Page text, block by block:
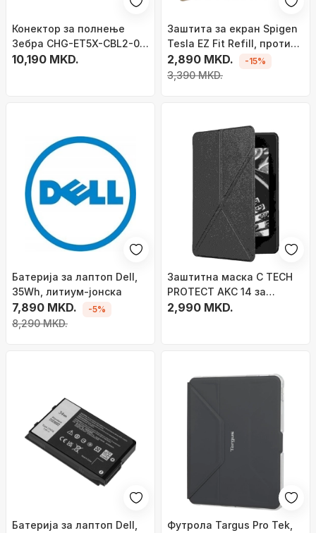
Конектор за полнење
Зебра CHG-ET5X-CBL2-01,
за таблет ET5X, црн
10,190 MKD.
Заштита за екран Spigen
Tesla EZ Fit Refill, против
отсјај, калено стакло, за
Tesla Model Y и Model 3
2,890 MKD.
3,390 MKD.
-15%
Батерија за лаптоп Dell,
35Wh, литиум-јонска
7,890 MKD.
8,290 MKD.
-5%
Заштитна маска C TECH
PROTECT AKC 14 за
Amazon Kindle Touch 2019
2,990 MKD.
Батерија за лаптоп Dell,
Футрола Targus Pro Tek,